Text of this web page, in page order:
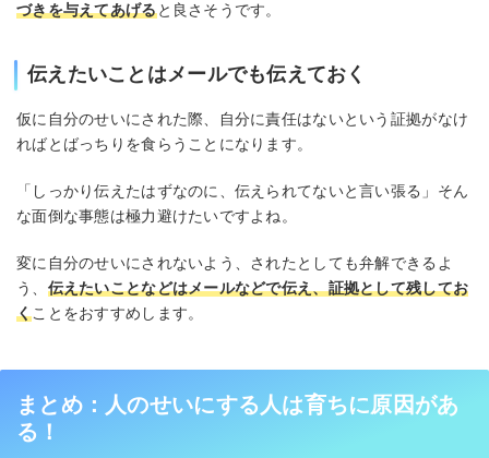
づきを与えてあげると良さそうです。
伝えたいことはメールでも伝えておく
仮に自分のせいにされた際、自分に責任はないという証拠がなけ
ればとばっちりを食らうことになります。
「しっかり伝えたはずなのに、伝えられてないと言い張る」そん
な面倒な事態は極力避けたいですよね。
変に自分のせいにされないよう、されたとしても弁解できるよ
う、 伝えたいことなどはメールなどで伝え、証拠として残してお
くことをおすすめします。
まとめ：人のせいにする人は育ちに原因があ
る！